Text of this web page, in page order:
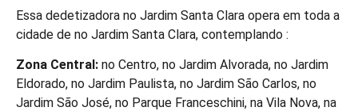
Essa dedetizadora no Jardim Santa Clara opera em toda a
cidade de no Jardim Santa Clara, contemplando :
Zona Central: no Centro, no Jardim Alvorada, no Jardim
Eldorado, no Jardim Paulista, no Jardim São Carlos, no
Jardim São José, no Parque Franceschini, na Vila Nova, na